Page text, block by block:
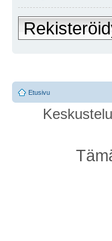
Etusivu